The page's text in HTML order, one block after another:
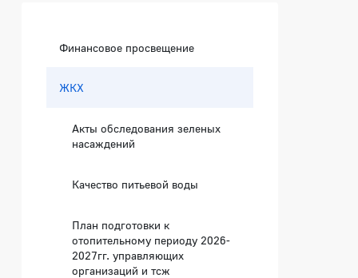
отсутствуют места
Финансовое просвещение
ЖКХ
Акты обследования зеленых
насаждений
Качество питьевой воды
План подготовки к
отопительному периоду 2026-
2027гг. управляющих
организаций и тсж